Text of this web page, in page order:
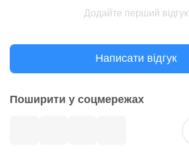
Додайте перший відгук
Написати відгук
Поширити у соцмережах